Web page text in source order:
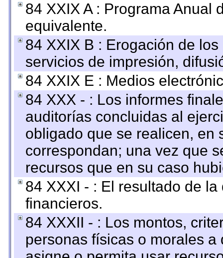
84 XXIX A : Programa Anual
equivalente.
84 XXIX B : Erogación de
servicios de impresión,
84 XXIX E : Medios
84 XXX - : Los informes
auditorías concluidas al
obligado que se realicen, en
correspondan; una vez que
recursos que en su caso
84 XXXI - : El resultado de
financieros.
84 XXXII - : Los montos,
personas físicas o morales